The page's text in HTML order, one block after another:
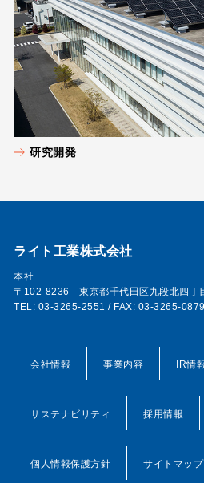
研究開発
ライト工業株式会社
本社
〒102-8236 東京都千代田区九段北四丁
TEL: 03-3265-2551 / FAX: 03-3265-0879
会社情報 事業内容 IR情
サステナビリティ 採用情報
個人情報保護方針 サイトマップ